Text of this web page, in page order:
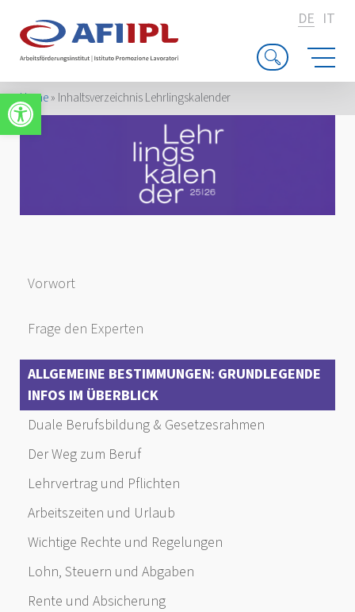
Werkzeugleiste öffnen
DE IT
Home» Inhaltsverzeichnis Lehrlingskalender
Vorwort
Frage den Experten
ALLGEMEINE BESTIMMUNGEN: GRUNDLEGENDE
INFOS IM ÜBERBLICK
Duale Berufsbildung & Gesetzesrahmen
Der Weg zum Beruf
Lehrvertrag und Pflichten
Arbeitszeiten und Urlaub
Wichtige Rechte und Regelungen
Lohn, Steuern und Abgaben
Rente und Absicherung